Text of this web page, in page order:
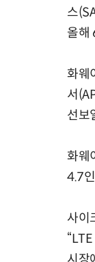
스
올해
화웨
서
선보
화웨
4.7
사이